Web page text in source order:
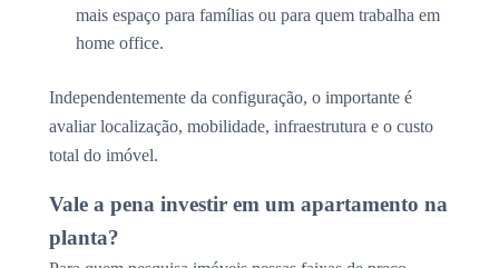
mais espaço para famílias ou para quem trabalha em
home office.
Independentemente da configuração, o importante é
avaliar localização, mobilidade, infraestrutura e o custo
total do imóvel.
Vale a pena investir em um apartamento na
planta?